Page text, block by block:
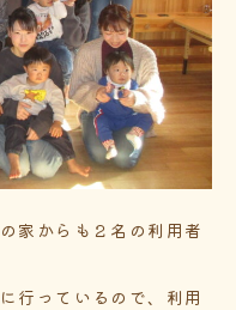
家からも２名の利用者
行っているので、利用